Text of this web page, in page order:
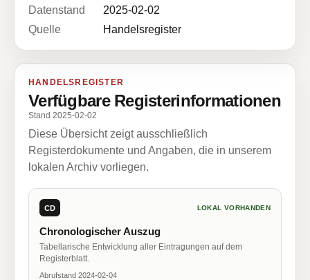
Datenstand
2025-02-02
Quelle
Handelsregister
HANDELSREGISTER
Verfügbare Registerinformationen
Stand 2025-02-02
Diese Übersicht zeigt ausschließlich
Registerdokumente und Angaben, die in unserem
lokalen Archiv vorliegen.
CD LOKAL VORHANDEN
Chronologischer Auszug
Tabellarische Entwicklung aller Eintragungen auf dem
Registerblatt.
Abrufstand 2024-02-04